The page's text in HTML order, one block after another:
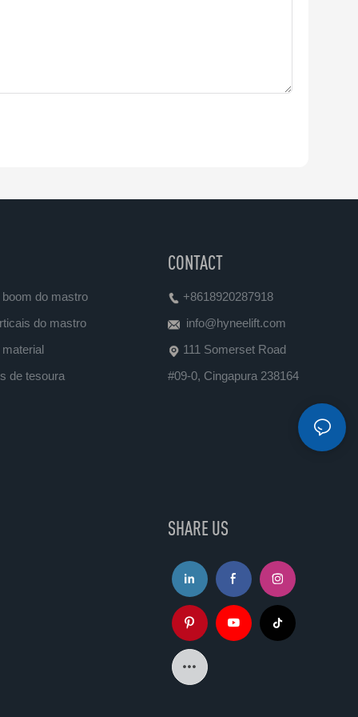
do mastro
do mastro
de tesoura
CONTACT
+8618920287918
info@hyneelift.com
111 Somerset Road
#09-0, Cingapura 238164
SHARE US